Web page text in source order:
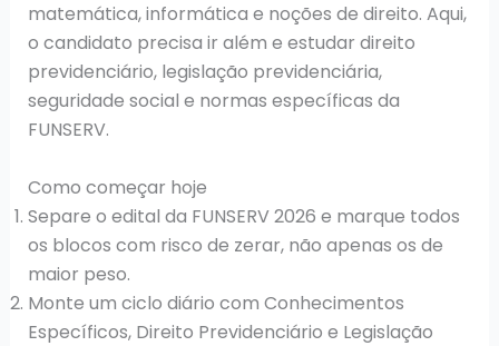
matemática, informática e noções de direito. Aqui,
o candidato precisa ir além e estudar direito
previdenciário, legislação previdenciária,
seguridade social e normas específicas da
FUNSERV.
Como começar hoje
Separe o edital da FUNSERV 2026 e marque todos
os blocos com risco de zerar, não apenas os de
maior peso.
Monte um ciclo diário com Conhecimentos
Específicos, Direito Previdenciário e Legislação